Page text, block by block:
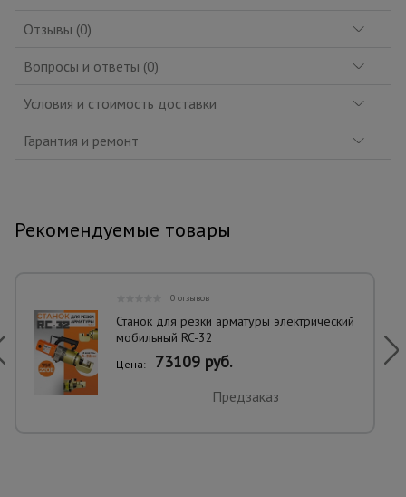
Отзывы (0)
Вопросы и ответы (0)
Условия и стоимость доставки
Гарантия и ремонт
Рекомендуемые товары
0 отзывов
Станок для резки арматуры электрический
мобильный RC-32
Цена: 73109 руб.
Предзаказ